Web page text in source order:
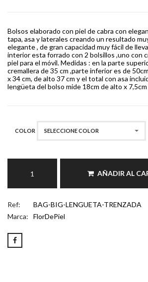
Bolsos elaborado con piel de cabra con
tapa, asa y laterales creando un resultado
elegante , de gran capacidad muy fácil de
interior esta forrado con 2 bolsillos ,uno con
piel para el móvil. Medidas : en la parte
cremallera de 35 cm ,parte inferior es de
x 34 cm, de alto 37 cm y el total con asa
lengüeta del bolso mide 18cm de alto x
COLOR SELECCIONE COLOR
AÑADIR AL
Ref:
BAG-BIG-LENGUETA-TRENZADA
Marca:
FlorDePiel